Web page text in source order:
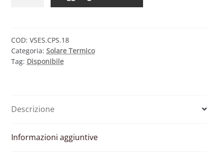
18
–
VASO
ACS
LITRI
COD: VSES.CPS.18
Categoria: Solare Termico
Tag: Disponibile
Descrizione
Informazioni aggiuntive